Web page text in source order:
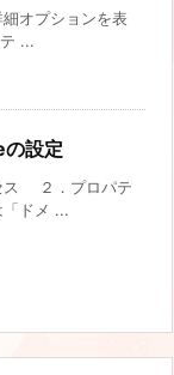
オプションを表
...
設定
ス ２．プロパテ
「ドメ ...